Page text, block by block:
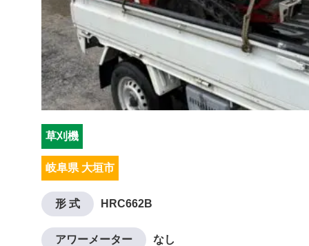
草刈機
岐阜県 大垣市
形 式 HRC662B
アワーメーター なし